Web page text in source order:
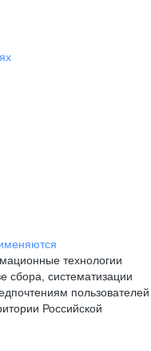
технологии
сбора, систематизации
пользователей
Российской